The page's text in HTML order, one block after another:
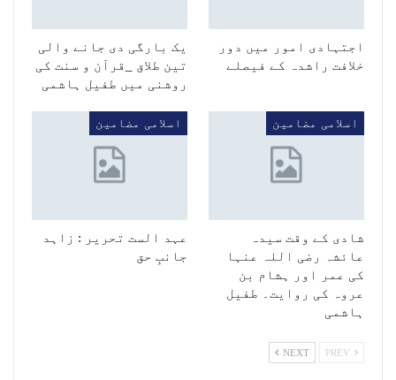
اجتہادی امور میں دور
خلافت راشدہ کے فیصلے
یک بارگی دی جانے والی
تین طلاق _قرآن و سنت کی
روشنی میں طفیل ہاشمی
اسلامی مضامین
شادی کے وقت سیدہ
عائشہ رضی اللہ عنہا
کی عمر اور ہشام بن
عروہ کی روایت۔ طفیل
ہاشمی
اسلامی مضامین
عہد الست تحریر : زاہد
جانبِ حق
NEXT